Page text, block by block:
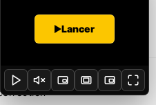
Google Play
Rédaction Mentions légales
Lancer